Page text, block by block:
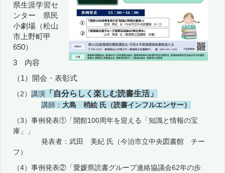
県生涯学習セ
ンター 県民
小劇場（松山
市上野町甲
650）
3 内容
（1） 開会・表彰式
（2） 講演 「自分らしく楽しむ読書生活」
講師： 大島 梢絵 氏（読書インフルエンサー）
（3）事例発表①「開館100周年を迎える「知識と情報の宝
庫」」
発表者：武田 美紀 氏（今治市立中央図書館 チー
フ）
（4）事例発表②「愛媛県読書グループ連絡協議会62年の歩